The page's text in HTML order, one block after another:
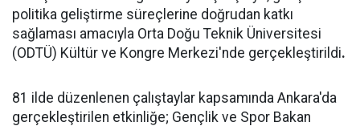
politika geliştirme süreçlerine doğrudan katkı
sağlaması amacıyla Orta Doğu Teknik Üniversitesi
(ODTÜ) Kültür ve Kongre Merkezi'nde gerçekleştirildi.
81 ilde düzenlenen çalıştaylar kapsamında Ankara'da
gerçekleştirilen etkinliğe; Gençlik ve Spor Bakan